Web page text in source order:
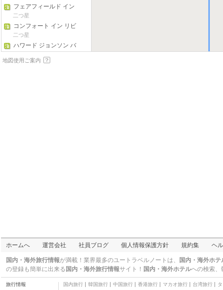
フェアフィールド イン
& スイーツ ビリングス
二つ星
コンフォート イン リビ
ングストン
二つ星
ハワード ジョンソン バ
イ ウィンダム ビリング
ス
ノーザン ホテル
マン
ベイモント バイ ウィン
ダム ビリングス
二つ星
リトル トレイル クリー
ク キャビン
三つ星
地図使用ご案内
ホームへ 運営会社 社員ブログ 個人情報保護方針 規約集 ヘ
国内・海外旅行情報が満載！業界最多のユートラベルノートは、
国内・海外ホ
の登録も簡単に出来る 国内・海外旅行情報サイト！ 国内・海外ホテルへの検索、
旅行情報 国内旅行 韓国旅行 中国旅行 香港旅行 マカオ旅行 台湾旅行